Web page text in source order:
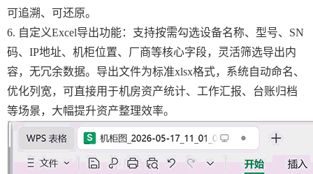
可追溯、可还原。
6. 自定义Excel导出功能：支持按需勾选设备名称、型号、SN
码、IP地址、机柜位置、厂商等核心字段，灵活筛选导出内
容，无冗余数据。导出文件为标准xlsx格式，系统自动命名、
优化列宽，可直接用于机房资产统计、工作汇报、台账归档
等场景，大幅提升资产整理效率。